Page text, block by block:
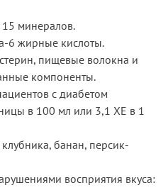
минералов.
6 жирные кислоты.
пищевые волокна и
компоненты.
с диабетом
в 100 мл или 3,1 ХЕ в 1
банан, персик-
восприятия вкуса: